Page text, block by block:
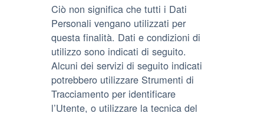
Ciò non significa che tutti i Dati
Personali vengano utilizzati per
questa finalità. Dati e condizioni di
utilizzo sono indicati di seguito.
Alcuni dei servizi di seguito indicati
potrebbero utilizzare Strumenti di
Tracciamento per identificare
l’Utente, o utilizzare la tecnica del